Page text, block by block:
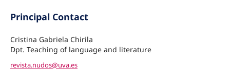
Principal Contact
Cristina Gabriela Chirila
Dpt. Teaching of language and literature
revista.nudos@uva.es